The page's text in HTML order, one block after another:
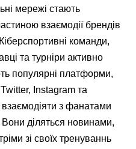
мережі стають
взаємодії брендів
команди,
та турніри активно
популярні платформи,
Instagram та
з фанатами
діляться новинами,
зі своїх тренуваннь